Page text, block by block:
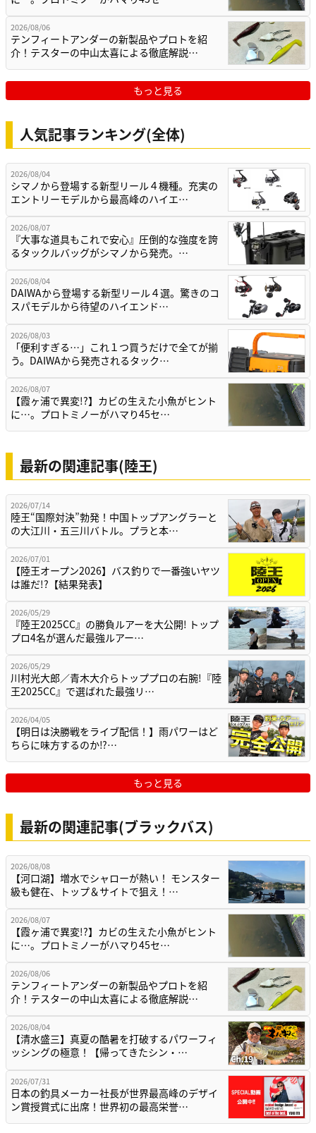
2026/08/06
テンフィートアンダーの新製品やプロトを紹
介！テスターの中山太喜による徹底解説…
もっと見る
人気記事ランキング(全体)
2026/08/04
シマノから登場する新型リール４機種。充実の
エントリーモデルから最高峰のハイエ…
2026/08/07
『大事な道具もこれで安心』圧倒的な強度を誇
るタックルバッグがシマノから発売。…
2026/08/04
DAIWAから登場する新型リール４選。驚きのコ
スパモデルから待望のハイエンド…
2026/08/03
「便利すぎる…」これ１つ買うだけで全てが揃
う。DAIWAから発売されるタック…
2026/08/07
【霞ヶ浦で異変!?】カビの生えた小魚がヒント
に…。プロトミノーがハマり45セ…
最新の関連記事(陸王)
2026/07/14
陸王“国際対決”勃発！中国トップアングラーと
の大江川・五三川バトル。プラと本…
2026/07/01
【陸王オープン2026】バス釣りで一番強いヤツ
は誰だ!?【結果発表】
2026/05/29
『陸王2025CC』の勝負ルアーを大公開! トップ
プロ4名が選んだ最強ルアー…
2026/05/29
川村光大郎／青木大介らトッププロの右腕!『陸
王2025CC』で選ばれた最強リ…
2026/04/05
【明日は決勝戦をライブ配信！】雨パワーはど
ちらに味方するのか⁉…
もっと見る
最新の関連記事(ブラックバス)
2026/08/08
【河口湖】増水でシャローが熱い！ モンスター
級も健在、トップ＆サイトで狙え！…
2026/08/07
【霞ヶ浦で異変!?】カビの生えた小魚がヒント
に…。プロトミノーがハマり45セ…
2026/08/06
テンフィートアンダーの新製品やプロトを紹
介！テスターの中山太喜による徹底解説…
2026/08/04
【清水盛三】真夏の酷暑を打破するパワーフィ
ッシングの極意！【帰ってきたシン・…
2026/07/31
日本の釣具メーカー社長が世界最高峰のデザイ
ン賞授賞式に出席！世界初の最高栄誉…